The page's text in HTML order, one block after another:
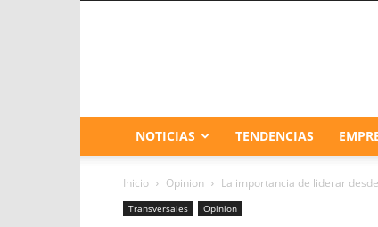
NOTICIAS TENDENCIAS
Inicio Opinion La importancia de liderar
Transversales Opinion